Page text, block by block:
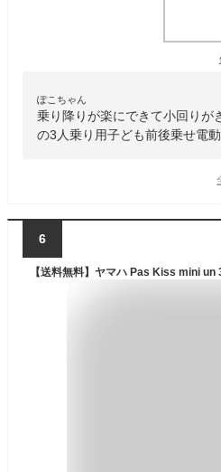
ぽこちゃん
乗り降りが楽にできて小回りが
の3人乗り用子ども前後乗せ電
6